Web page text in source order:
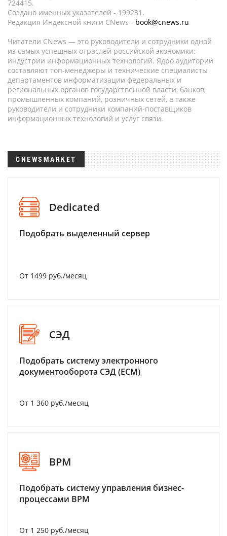
724415.
Создано именных указателей - 199231.
Редакция Индексной книги CNews - book@cnews.ru
Читатели CNews — это руководители и сотрудники одной
из самых успешных отраслей российской экономики:
индустрии информационных технологий. Ядро аудитории
составляют топ-менеджеры и технические специалисты
департаментов информатизации федеральных и
региональных органов государственной власти, банков,
промышленных компаний, розничных сетей, а также
руководители и сотрудники компаний-поставщиков
информационных технологий и услуг связи.
CNEWSMARKET
Dedicated
Подобрать выделенный сервер
От 1499 руб./месяц
СЭД
Подобрать систему электронного
документооборота СЭД (ECM)
От 1 360 руб./месяц
BPM
Подобрать систему управления бизнес-
процессами BPM
От 1 250 руб./месяц